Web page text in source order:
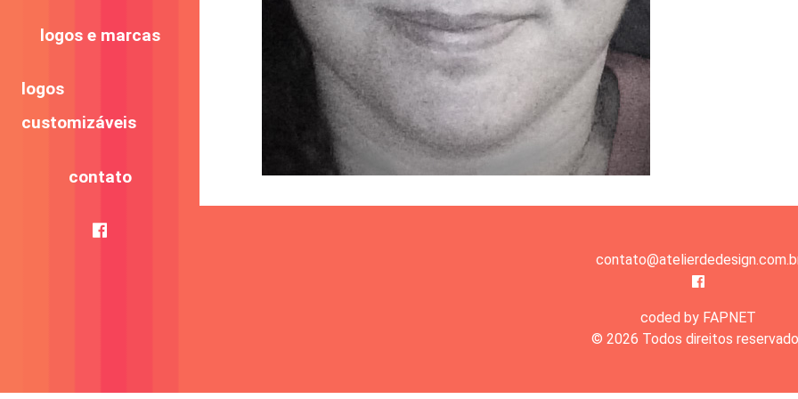
logos e marcas
logos
customizáveis
contato
coded by FAPNET
© 2026 Todos direitos